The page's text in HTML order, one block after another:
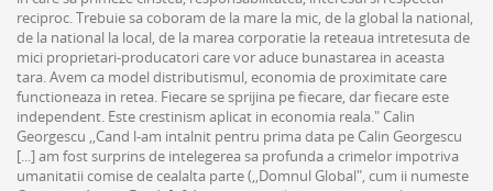
reciproc. Trebuie sa coboram de la mare la mic, de la global la national,
de la national la local, de la marea corporatie la reteaua intretesuta de
mici proprietari-producatori care vor aduce bunastarea in aceasta
tara. Avem ca model distributismul, economia de proximitate care
functioneaza in retea. Fiecare se sprijina pe fiecare, dar fiecare este
independent. Este crestinism aplicat in economia reala." Calin
Georgescu ,,Cand l-am intalnit pentru prima data pe Calin Georgescu
[...] am fost surprins de intelegerea sa profunda a crimelor impotriva
umanitatii comise de cealalta parte (,,Domnul Global", cum ii numeste